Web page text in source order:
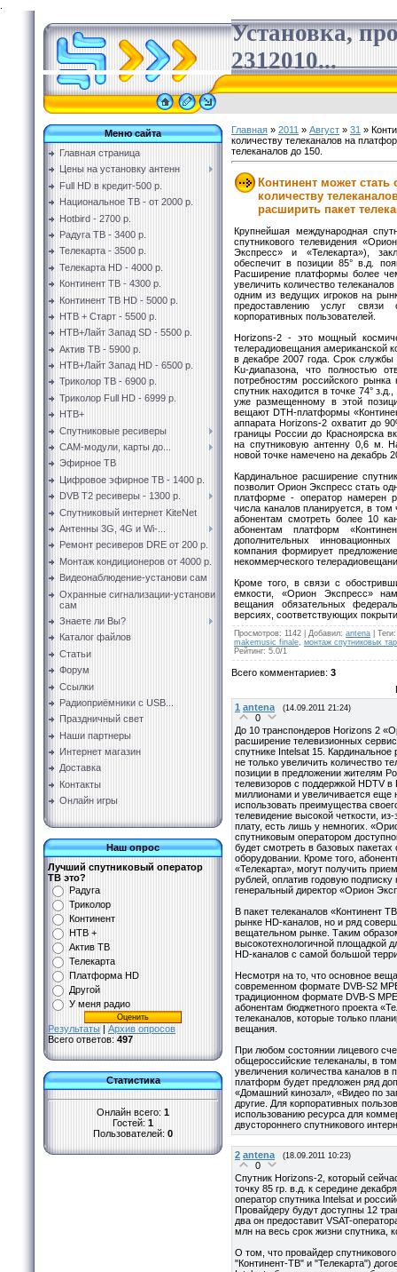
Установка,
2312010...
Меню сайта
Главная страница
Цены на установку антенн
Full HD в кредит-500 р.
Национальное ТВ - от 2000 р.
Hotbird - 2700 р.
Радуга ТВ - 3400 р.
Телекарта - 3500 р.
Телекарта HD - 4000 р.
Континент ТВ - 4300 р.
Континент ТВ HD - 5000 р.
НТВ + Старт - 5500 р.
НТВ+Лайт Запад SD - 5500 р.
Актив ТВ - 5900 р.
НТВ+Лайт Запад HD - 6500 р.
Триколор ТВ - 6900 р.
Триколор Full HD - 6999 р.
НТВ+
Спутниковые ресиверы
CAM-модули, карты до...
Эфирное ТВ
Цифровое эфирное ТВ - 1400 р.
DVB T2 ресиверы - 1300 р.
Спутниковый интернет KiteNet
Антенны 3G, 4G и Wi-...
Ремонт ресиверов DRE от 200 р.
Монтаж кондиционеров от 4000 р.
Видеонаблюдение-установи сам
Охранные сигнализации-установи
сам
Знаете ли Вы?
Каталог файлов
Статьи
Форум
Ссылки
Радиоприёмники с USB...
Праздничный свет
Наши партнеры
Интернет магазин
Доставка
Контакты
Онлайн игры
Наш опрос
Лучший спутниковый оператор
ТВ это?
Радуга
Триколор
Континент
НТВ +
Актив ТВ
Телекарта
Платформа HD
Другой
У меня радио
Результаты | Архив опросов
Всего ответов: 497
Статистика
Онлайн всего: 1
Гостей: 1
Пользователей: 0
Главная » 2011 » Август » 31 »
количеству телеканалов на
телеканалов до 150.
Континент может
количеству
расширить пакет
Крупнейшая международная
спутникового телевидения
Экспресс» и «Телекарта»),
обеспечит в позиции 85° в.д.
Расширение платформы более
увеличить количество
одним из ведущих игроков на
предоставлению услуг связи
корпоративных пользователей.
Horizons-2 - это мощный
телерадиовещания американской
в декабре 2007 года. Срок
Ku-диапазона, что полностью
потребностям российского
спутник находится в точке 74°
уже размещенному в этой
вещают DTH-платформы
аппарата Horizons-2 охватит до
границы России до Красноярска
на спутниковую антенну 0,6 м.
новой точке намечено на декабрь
Кардинальное расширение
позволит Орион Экспресс стать
платформе - оператор намерен
числа каналов планируется, в
абонентам смотреть более 10
абонентам платформ
дополнительных
компания формирует
некоммерческого
Кроме того, в связи с
емкости, «Орион Экспресс»
вещания обязательных
версиях, соответствующих
Просмотров: 1142 Добавил: antena Теги:
makemusic finale монтаж спутниковых
Рейтинг: 5.0/1
Всего комментариев: 3
1 antena (14.09.2011 21:24)
0
До 10 транспондеров Horizons 2
расширение телевизионных
спутнике Intelsat 15.
не только увеличить количество
позиции в предложении жителям
телевизоров с поддержкой HDTV
миллионами и увеличивается еще
использовать преимущества
телевидение высокой четкости,
плату, есть лишь у немногих.
спутниковым оператором
будет смотреть в базовых
оборудовании. Кроме того,
«Телекарта», могут получить
рублей, оплатив годовую
генеральный директор «Орион
В пакет телеканалов «Континент
рынке HD-каналов, но и ряд
вещательном рынке. Таким
высокотехнологичной площадкой
HD-каналов с самой большой
Несмотря на то, что основное
современном формате DVB-S2
традиционном формате DVB-S
абонентам бюджетного проекта
телеканалов, которые только
вещания.
При любом состоянии лицевого
общероссийские телеканалы, в
увеличения количества каналов в
платформ будет предложен ряд
«Домашний кинозал», «Видео по
другие. Для корпоративных
использованию ресурса для
двустороннего спутникового
2 antena (18.09.2011 10:23)
0
Спутник Horizons-2, который
точку 85 гр. в.д. к середине
оператор спутника Intelsat и
Провайдеру будут доступны 12
два он предоставит VSAT-
млн на весь срок жизни спутника,
О том, что провайдер
"Континент-ТВ" и "Телекарта")